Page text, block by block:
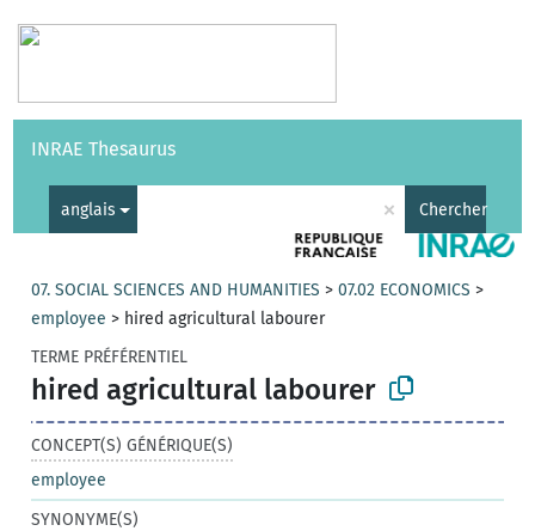
Vocabulaires API
INRAE Thesaurus
anglais × Chercher
07. SOCIAL SCIENCES AND HUMANITIES >07.02 ECONOMICS >
employee > hired agricultural labourer
TERME PRÉFÉRENTIEL
hired agricultural labourer
CONCEPT(S) GÉNÉRIQUE(S)
employee
SYNONYME(S)